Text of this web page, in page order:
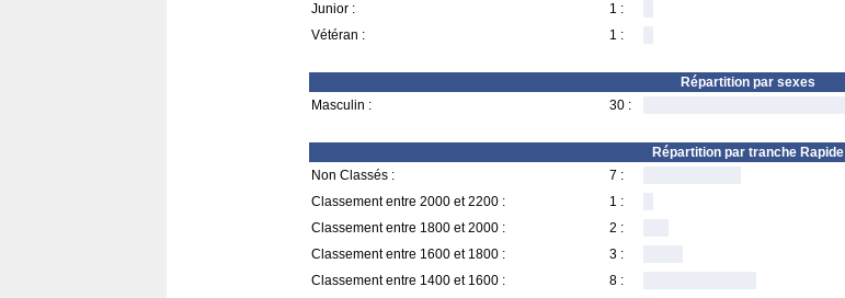
Junior :
1 :
Vétéran :
1 :
Répartition par sexes
Masculin :
30 :
Répartition par tranche Rapide
Non Classés :
7 :
Classement entre 2000 et 2200 :
1 :
Classement entre 1800 et 2000 :
2 :
Classement entre 1600 et 1800 :
3 :
Classement entre 1400 et 1600 :
8 :